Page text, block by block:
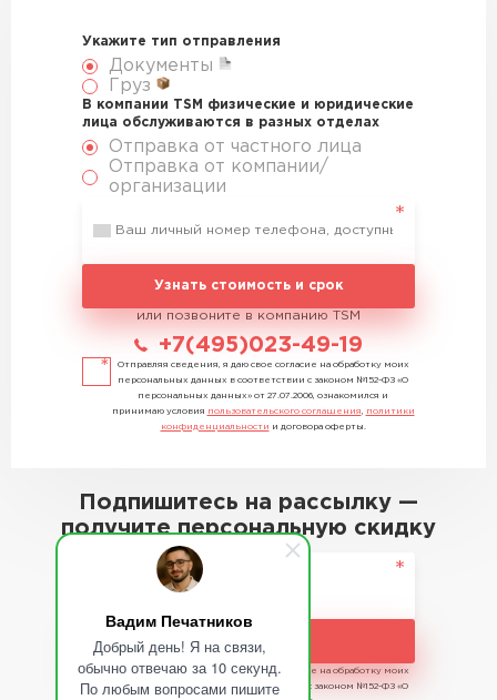
Вадим Печатников
Добрый день! Я на связи,
обычно отвечаю за 10 секунд.
По любым вопросами пишите
Укажите тип отправления
Документы
Груз
В компании TSM физические и юридические
лица обслуживаются в разных отделах
Отправка от частного лица
Отправка от компании/
организации
Узнать стоимость и срок
или позвоните в компанию TSM
+7(495)023-49-19
Отправляя сведения, я даю свое согласие на обработку моих
персональных данных в соответствии с законом №152-ФЗ «О
персональных данных» от 27.07.2006, ознакомился и
принимаю условия пользовательского соглашения
политики
конфиденциальности и договора оферты.
Подпишитесь на рассылку —
получите персональную скидку
Отправляя сведения, я даю свое согласие на обработку моих
персональных данных в соответствии с законом №152-ФЗ «О